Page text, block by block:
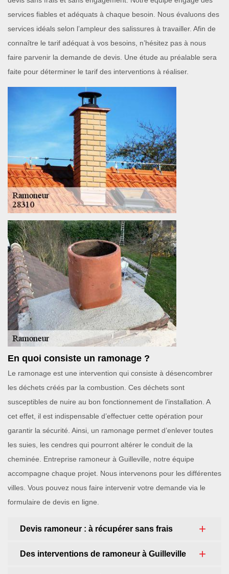
services fiables et adéquats à chaque besoin. Nous évaluons des
services idéals selon l’ampleur des salissures à travailler. Afin de
connaître le tarif adéquat à vos besoins, n’hésitez pas à nous
faire parvenir la demande de devis. Une étude au préalable sera
faite pour déterminer le tarif des interventions à réaliser.
En quoi consiste un ramonage ?
Le ramonage est une intervention qui consiste à désencombrer
les déchets créés par la combustion. Ces déchets sont
susceptibles de nuire au bon fonctionnement de l’installation. A
cet effet, il est indispensable d’effectuer cette opération pour
garantir la sécurité. Ainsi, un ramonage permet d’enlever toutes
les suies, les cendres qui pourront altérer le conduit de la
cheminée. Entreprise ramoneur à Guilleville, notre équipe
accompagne chaque projet. Nous intervenons pour les différentes
villes. Vous pouvez nous faire intervenir votre demande via le
formulaire de devis en ligne.
Devis ramoneur : à récupérer sans frais
Des interventions de ramoneur à Guilleville